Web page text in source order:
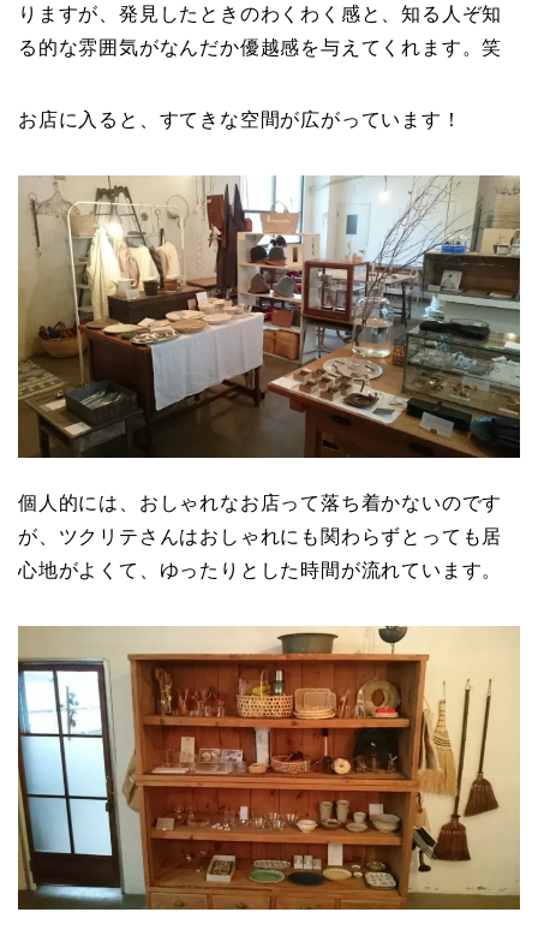
りますが、発見したときのわくわく感と、知る人ぞ知
る的な雰囲気がなんだか優越感を与えてくれます。笑
お店に入ると、すてきな空間が広がっています！
個人的には、おしゃれなお店って落ち着かないのです
が、ツクリテさんはおしゃれにも関わらずとっても居
心地がよくて、ゆったりとした時間が流れています。